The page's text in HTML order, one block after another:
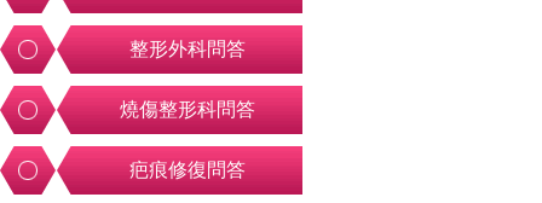
整形外科問答
燒傷整形科問答
疤痕修復問答